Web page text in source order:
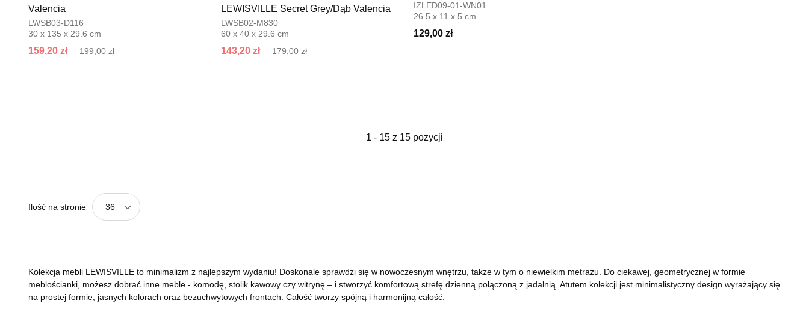
Valencia
LWSB03-D116
30 x 135 x 29.6 cm
159,20 zł 199,00 zł
LEWISVILLE Secret Grey/Dąb Valencia
LWSB02-M830
60 x 40 x 29.6 cm
143,20 zł 179,00 zł
IZLED09-01-WN01
26.5 x 11 x 5 cm
129,00 zł
1 - 15 z 15 pozycji
Ilość na stronie 36
Kolekcja mebli LEWISVILLE to minimalizm z najlepszym wydaniu! Doskonale sprawdzi się w nowoczesnym wnętrzu, także w tym o niewielkim metrażu. Do ciekawej, geometrycznej w formie
meblościanki, możesz dobrać inne meble - komodę, stolik kawowy czy witrynę – i stworzyć komfortową strefę dzienną połączoną z jadalnią. Atutem kolekcji jest minimalistyczny design wyrażający się
na prostej formie, jasnych kolorach oraz bezuchwytowych frontach. Całość tworzy spójną i harmonijną całość.